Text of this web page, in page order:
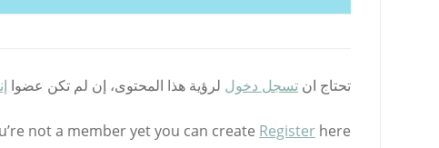
تحتاج ان تسجل دخول لرؤية هذا المحتوى، إن لم تكن عضوا
not a member yet you can create Register here.